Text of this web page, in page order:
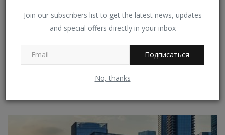
Join our subscribers list to get the latest news, updates
and special offers directly in your inbox
Подписаться
No, thanks